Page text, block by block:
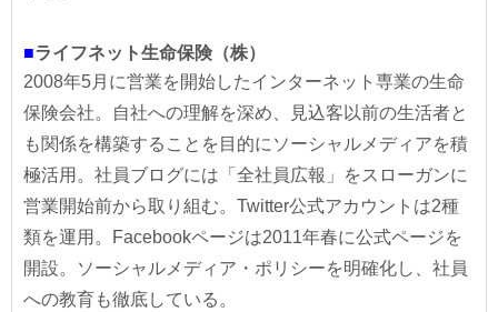
■ライフネット生命保険（株）
2008年5月に営業を開始したインターネット専業の生命
保険会社。自社への理解を深め、見込客以前の生活者と
も関係を構築することを目的にソーシャルメディアを積
極活用。社員ブログには「全社員広報」をスローガンに
営業開始前から取り組む。Twitter公式アカウントは2種
類を運用。Facebookページは2011年春に公式ページを
開設。ソーシャルメディア・ポリシーを明確化し、社員
への教育も徹底している。